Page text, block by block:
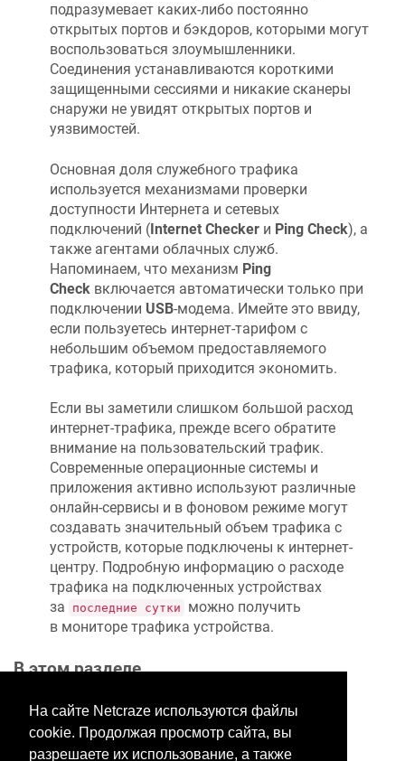
На сайте Netcraze используются файлы
cookie. Продолжая просмотр сайта, вы
разрешаете их использование, а также
подразумевает каких-либо постоянно
открытых портов и бэкдоров, которыми могут
воспользоваться злоумышленники.
Соединения устанавливаются короткими
защищенными сессиями и никакие сканеры
снаружи не увидят открытых портов и
уязвимостей.
Основная доля служебного трафика
используется механизмами проверки
доступности Интернета и сетевых
подключений (Internet Checker и Ping Check), а
также агентами облачных служб.
Напоминаем, что механизм Ping
Check включается автоматически только при
подключении USB-модема. Имейте это ввиду,
если пользуетесь интернет-тарифом с
небольшим объемом предоставляемого
трафика, который приходится экономить.
Если вы заметили слишком большой расход
интернет-трафика, прежде всего обратите
внимание на пользовательский трафик.
Современные операционные системы и
приложения активно используют различные
онлайн-сервисы и в фоновом режиме могут
создавать значительный объем трафика с
устройств, которые подключены к интернет-
центру. Подробную информацию о расходе
трафика на подключенных устройствах
за
последние сутки
можно получить
в мониторе трафика устройства.
В этом разделе
Хотите оставить отзыв?